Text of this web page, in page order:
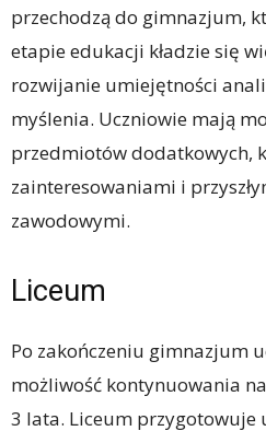
przechodzą do gimnazjum,
etapie edukacji kładzie się
rozwijanie umiejętności
myślenia. Uczniowie mają
przedmiotów dodatkowych,
zainteresowaniami i
zawodowymi.
Liceum
Po zakończeniu gimnazjum
możliwość kontynuowania
3 lata. Liceum przygotowuje